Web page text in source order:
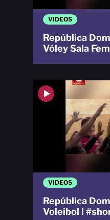
VIDEOS
República
Voleibol !
VIDEOS
República
Vóley Sala